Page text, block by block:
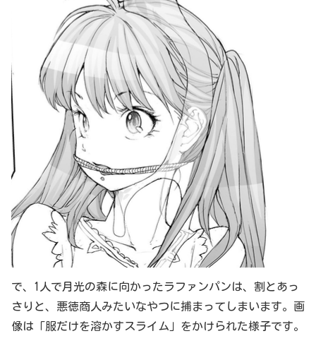
で、1人で月光の森に向かったラファンパンは、割とあっ
さりと、悪徳商人みたいなやつに捕まってしまいます。画
像は「服だけを溶かすスライム」をかけられた様子です。